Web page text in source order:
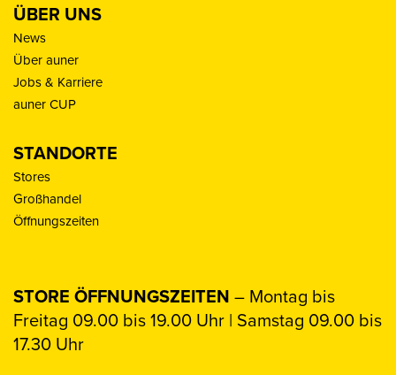
ÜBER UNS
News
Über auner
Jobs & Karriere
auner CUP
STANDORTE
Stores
Großhandel
Öffnungszeiten
STORE ÖFFNUNGSZEITEN – Montag bis
Freitag 09.00 bis 19.00 Uhr | Samstag 09.00 bis
17.30 Uhr